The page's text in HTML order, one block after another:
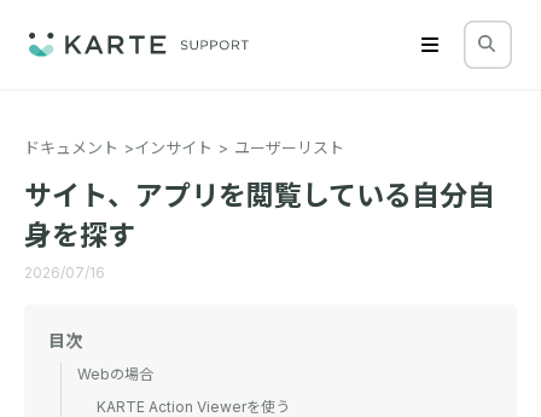
ドキュメント インサイト ユーザーリスト
サイト、アプリを閲覧している自分自
身を探す
2026/07/16
目次
Webの場合
KARTE Action Viewerを使う